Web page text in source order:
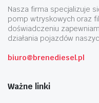
Nasza firma specjalizuje
pomp wtryskowych oraz
doświadczeniu
działania pojazdów
biuro@brenediesel.pl
Ważne linki